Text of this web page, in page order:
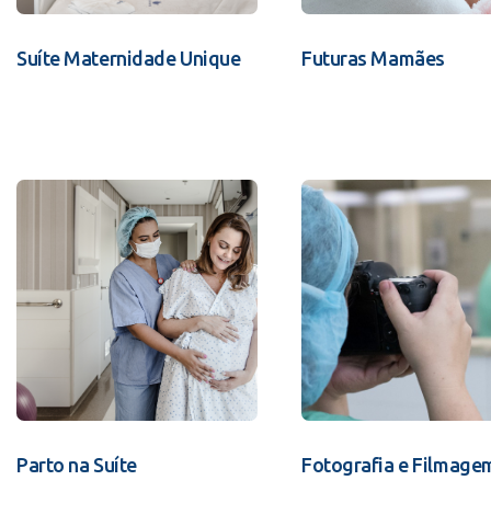
Suíte Maternidade Unique Futuras Mamães
Parto na Suíte Fotografia e